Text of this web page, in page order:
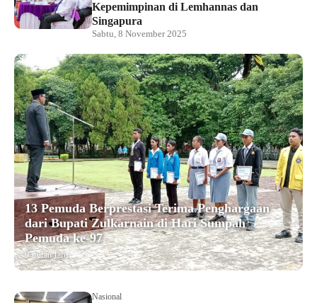
Kepemimpinan di Lemhannas dan
Singapura
Sabtu, 8 November 2025
13 Pemuda Berprestasi Terima Penghargaan
dari Bupati Zulkarnain di Hari Sumpah
Pemuda ke-97
9 bulan lalu
Nasional